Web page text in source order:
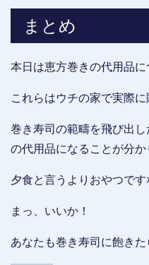
まとめ
本日は恵方巻きの代用品に
これらはウチの家で実際に
巻き寿司の範疇を飛び出
の代用品になることが分か
夕食と言うよりおやつです
まっ、いいか！
あなたも巻き寿司に飽きた